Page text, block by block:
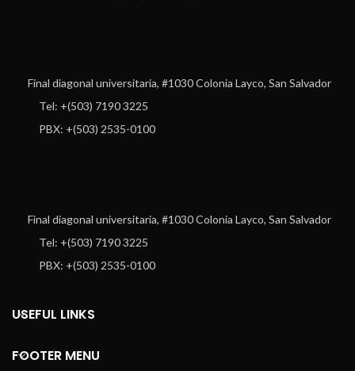
Final diagonal universitaria, #1030 Colonia Layco, San Salvador
Tel: +(503) 7190 3225
PBX: +(503) 2535-0100
Final diagonal universitaria, #1030 Colonia Layco, San Salvador
Tel: +(503) 7190 3225
PBX: +(503) 2535-0100
USEFUL LINKS
FOOTER MENU